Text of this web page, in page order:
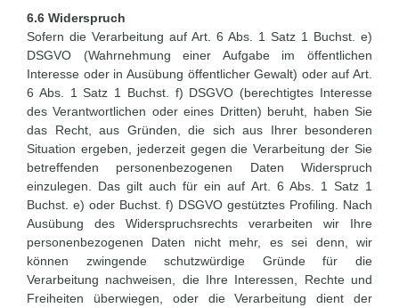
6.6 Widerspruch
Sofern die Verarbeitung auf Art. 6 Abs. 1 Satz 1 Buchst. e)
DSGVO (Wahrnehmung einer Aufgabe im öffentlichen
Interesse oder in Ausübung öffentlicher Gewalt) oder auf Art.
6 Abs. 1 Satz 1 Buchst. f) DSGVO (berechtigtes Interesse
des Verantwortlichen oder eines Dritten) beruht, haben Sie
das Recht, aus Gründen, die sich aus Ihrer besonderen
Situation ergeben, jederzeit gegen die Verarbeitung der Sie
betreffenden personenbezogenen Daten Widerspruch
einzulegen. Das gilt auch für ein auf Art. 6 Abs. 1 Satz 1
Buchst. e) oder Buchst. f) DSGVO gestütztes Profiling. Nach
Ausübung des Widerspruchsrechts verarbeiten wir Ihre
personenbezogenen Daten nicht mehr, es sei denn, wir
können zwingende schutzwürdige Gründe für die
Verarbeitung nachweisen, die Ihre Interessen, Rechte und
Freiheiten überwiegen, oder die Verarbeitung dient der